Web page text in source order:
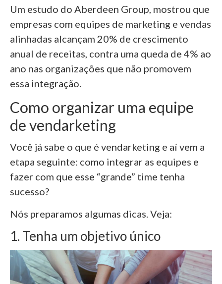
Um estudo do Aberdeen Group, mostrou que
empresas com equipes de marketing e vendas
alinhadas alcançam 20% de crescimento
anual de receitas, contra uma queda de 4% ao
ano nas organizações que não promovem
essa integração.
Como organizar uma equipe
de vendarketing
Você já sabe o que é vendarketing e aí vem a
etapa seguinte: como integrar as equipes e
fazer com que esse “grande” time tenha
sucesso?
Nós preparamos algumas dicas. Veja:
1. Tenha um objetivo único